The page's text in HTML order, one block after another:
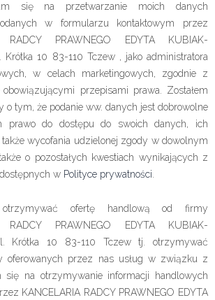
się na przetwarzanie moich danych
w formularzu kontaktowym przez
RADCY PRAWNEGO EDYTA KUBIAK-
Krótka 10 83-110 Tczew , jako administratora
w celach marketingowych, zgodnie z
przepisami prawa. Zostałem
o tym, że podanie ww. danych jest dobrowolne
prawo do dostępu do swoich danych, ich
także wycofania udzielonej zgody w dowolnym
o pozostałych kwestiach wynikających z
w Polityce prywatności
ofertę handlową od firmy
RADCY PRAWNEGO EDYTA KUBIAK-
Krótka 10 83-110 Tczew tj. otrzymywać
oferowanych przez nas usług w związku z
się na otrzymywanie informacji handlowych
KANCELARIA RADCY PRAWNEGO EDYTA